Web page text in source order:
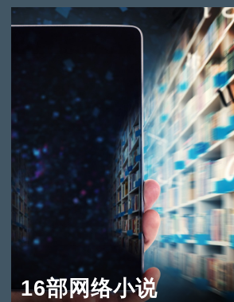
16部网络小说